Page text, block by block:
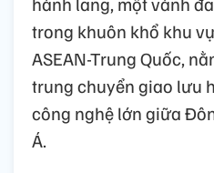
trong khuôn khổ khu
ASEAN-Trung Quốc,
trung chuyển giao lưu
công nghệ lớn giữa
Á.